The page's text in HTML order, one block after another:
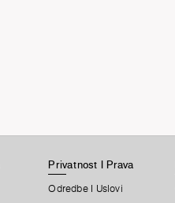
Privatnost I Prava
Odredbe I Uslovi